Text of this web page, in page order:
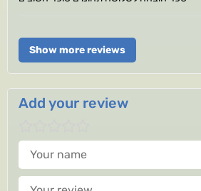
Show more reviews
Add your review
Your name
Your review